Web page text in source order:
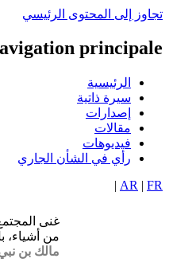
تجاوز إلى المحتوى الرئيسي
principale
الرئيسية
سيرة ذاتية
إصدارات
مقالات
فيديوهات
رأي في الشأن الجاري
AR | FR
|
غنى
من أشياء،
مالك بن